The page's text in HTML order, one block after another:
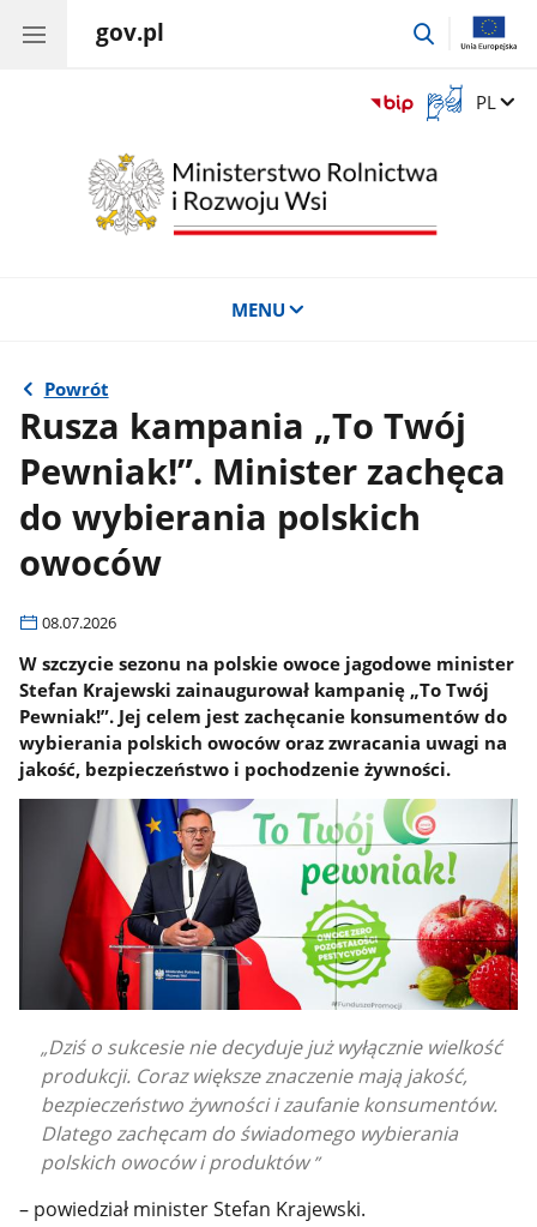
gov.pl
przejdź
Otwórz
okno
tłumaczem
migowego
Zmień
PL
MENU
Powrót
Rusza kampania „To Twój
Pewniak!”. Minister zachęca
do wybierania polskich
owoców
08.07.2026
W szczycie sezonu na polskie owoce jagodowe minister
Stefan Krajewski zainaugurował kampanię „To Twój
Pewniak!”. Jej celem jest zachęcanie konsumentów do
wybierania polskich owoców oraz zwracania uwagi na
jakość, bezpieczeństwo i pochodzenie żywności.
Dziś o sukcesie nie decyduje już wyłącznie wielkość
produkcji. Coraz większe znaczenie mają jakość,
bezpieczeństwo żywności i zaufanie konsumentów.
Dlatego zachęcam do świadomego wybierania
polskich owoców i produktów
– powiedział minister Stefan Krajewski.